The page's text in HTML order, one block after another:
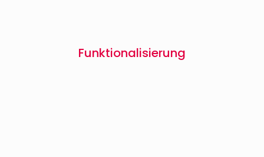
Funktionalisierung